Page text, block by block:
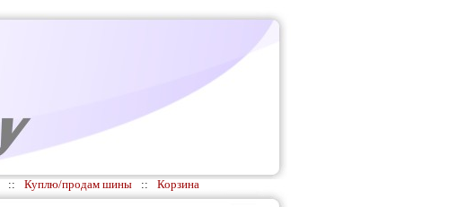
:: Куплю/продам шины :: Корзина